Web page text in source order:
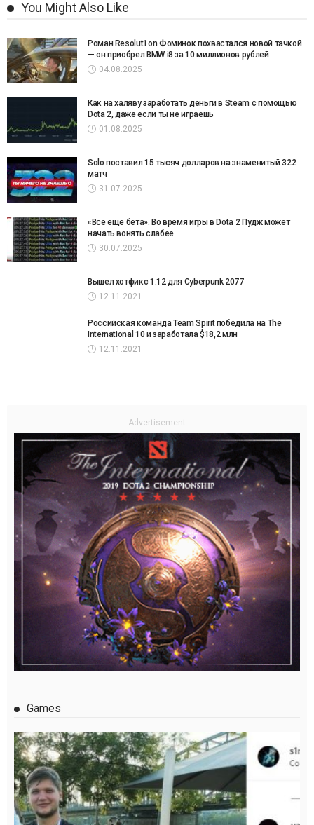
You Might Also Like
Роман Resolut1on Фоминок похвастался новой тачкой
— он приобрел BMW i8 за 10 миллионов рублей
04.08.2025
Как на халяву заработать деньги в Steam с помощью
Dota 2, даже если ты не играешь
01.08.2025
Solo поставил 15 тысяч долларов на знаменитый 322
матч
31.07.2025
«Все еще бета». Во время игры в Dota 2 Пудж может
начать вонять слабее
30.07.2025
Вышел хотфикс 1.12 для Cyberpunk 2077
12.11.2021
Российская команда Team Spirit победила на The
International 10 и заработала $18,2 млн
12.11.2021
- Advertisement -
Games